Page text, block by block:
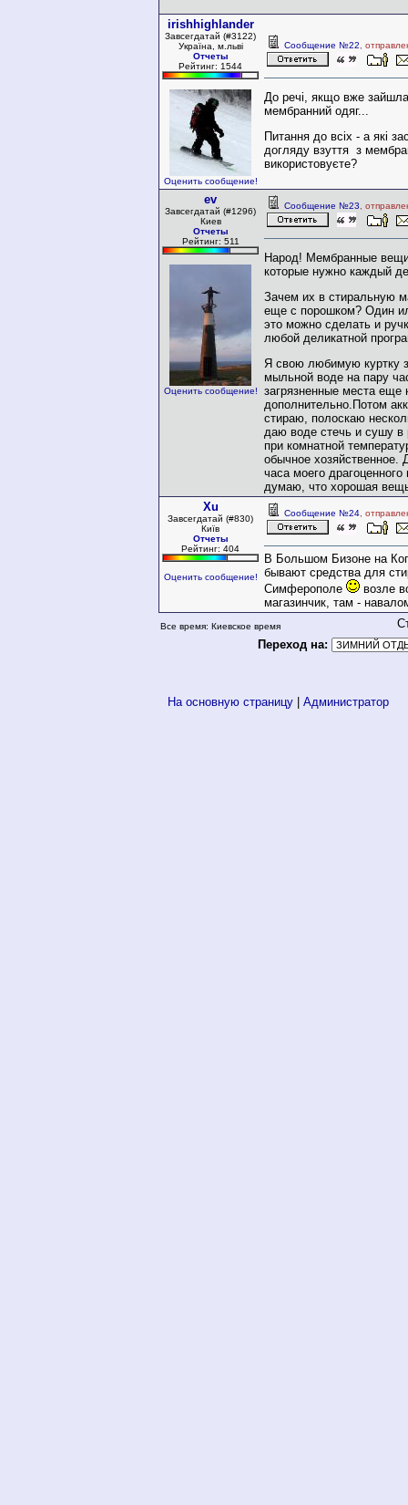
irishhighlander
Завсегдатай (#3122)
Україна, м.льві
Отчеты
Рейтинг: 1544
Оценить сообщение!
Сообщение №22 ,
До речі, якщо вже
мембранний одяг...
Питання до всіх - а які
догляду взуття з
використовуєте?
ev
Завсегдатай (#1296)
Киев
Отчеты
Рейтинг: 511
Оценить сообщение!
Сообщение №23 ,
Народ! Мембранные
которые нужно каждый
Зачем их в стиральную
еще с порошком? Один
это можно сделать и
любой деликатной
Я свою любимую куртку
мыльной воде на пару
загрязненные места
дополнительно.Потом
стираю, полоскаю
даю воде стечь и сушу в
при комнатной
обычное хозяйственное.
часа моего
думаю, что хорошая вещь
Xu
Завсегдатай (#830)
Київ
Отчеты
Рейтинг: 404
Оценить сообщение!
Сообщение №24 ,
В Большом Бизоне на
бывают средства для
Симферополе
возле
магазинчик, там -
Все время: Киевское время
Переход на:
На основную страницу Администратор